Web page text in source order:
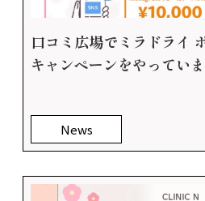
News
口コミ広場でミラドライ
キャンペーンをやってい